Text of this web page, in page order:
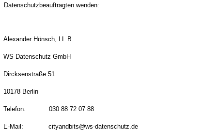
Datenschutzbeauftragten wenden:
Alexander Hönsch, LL.B.
WS Datenschutz GmbH
Dircksenstraße 51
10178 Berlin
Telefon: 030 88 72 07 88
E-Mail: cityandbits@ws-datenschutz.de